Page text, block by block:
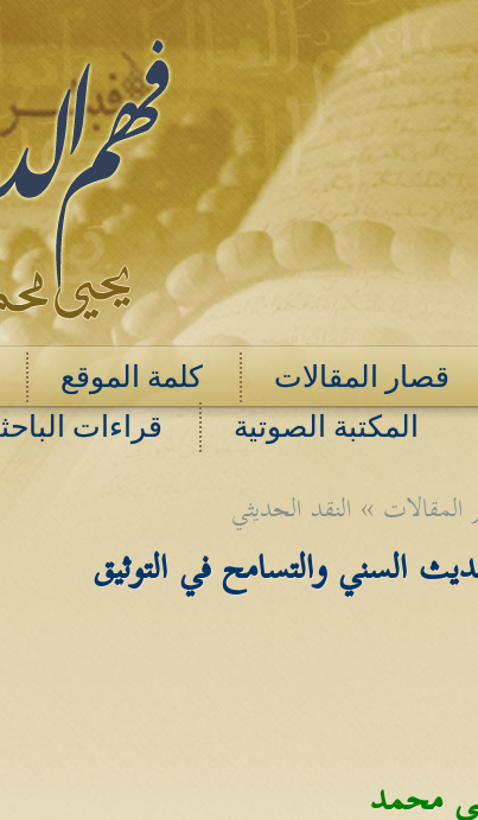
قصار المقالات كلمة الموقع
المكتبة الصوتية
قراءات
» النقد الحديثي
السني والتسامح في التوثيق
محمد